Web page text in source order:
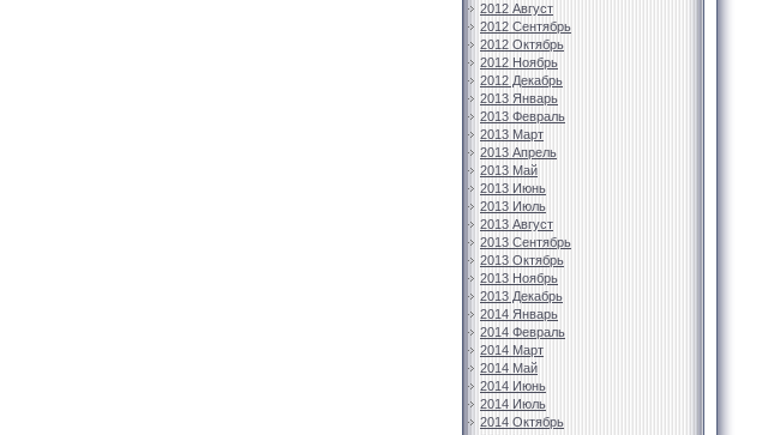
2012 Август
2012 Сентябрь
2012 Октябрь
2012 Ноябрь
2012 Декабрь
2013 Январь
2013 Февраль
2013 Март
2013 Апрель
2013 Май
2013 Июнь
2013 Июль
2013 Август
2013 Сентябрь
2013 Октябрь
2013 Ноябрь
2013 Декабрь
2014 Январь
2014 Февраль
2014 Март
2014 Май
2014 Июнь
2014 Июль
2014 Октябрь